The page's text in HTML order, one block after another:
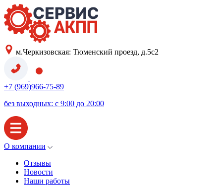
м.Черкизовская: Тюменский проезд, д.5с2
+7 (969)966-75-89
без выходных: с 9:00 до 20:00
О компании
Отзывы
Новости
Наши работы